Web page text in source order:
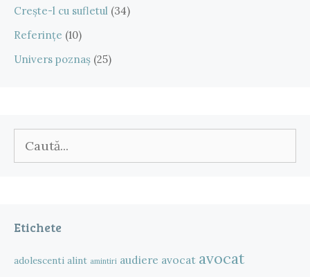
Crește-l cu sufletul (34)
Referințe (10)
Univers poznaș (25)
după:
Etichete
adolescenti alint amintiri audiere avocat avocat